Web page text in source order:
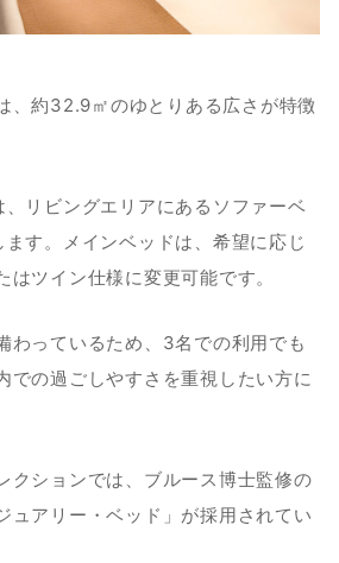
、約32.9㎡のゆとりある広さが特徴
リビングエリアにあるソファーベ
す。メインベッドは、希望に応じ
ツイン仕様に変更可能です。
わっているため、3名での利用でも
での過ごしやすさを重視したい方に
クションでは、ブルース博士監修の
ュアリー・ベッド」が採用されてい